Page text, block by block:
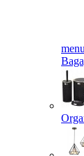
menu